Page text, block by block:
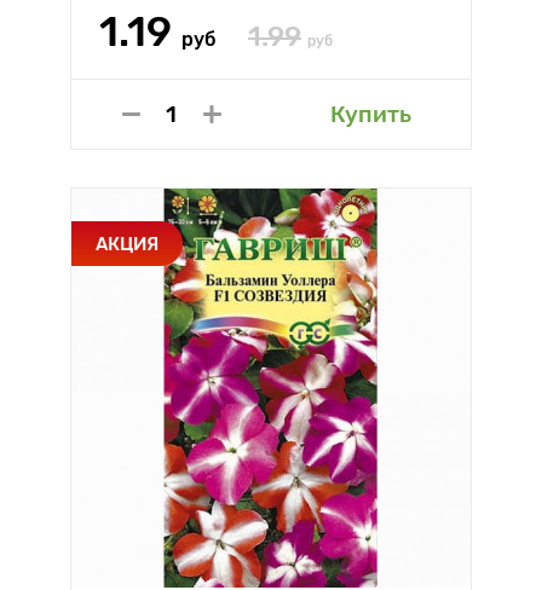
1.19 руб 1.99 руб
Купить
АКЦИЯ